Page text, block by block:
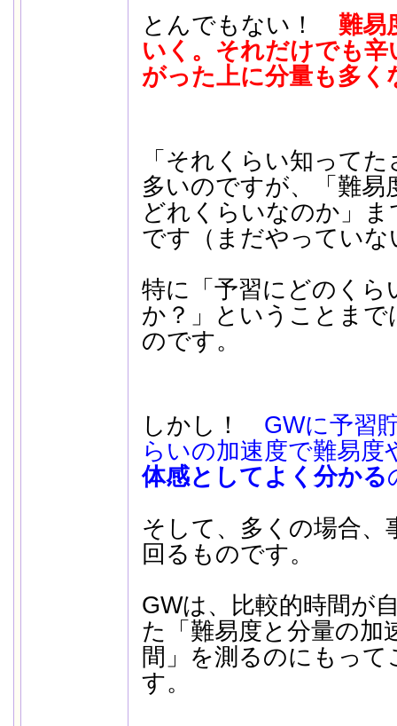
とんでもない！ 難易
いく。それだけでも
がった上に分量も多く
「それくらい知って
多いのですが、「難易
どれくらいなのか」
です（まだやってい
特に「予習にどのくら
か？」ということま
のです。
しかし！ GWに予習
らいの加速度で難易
体感としてよく分かる
そして、多くの場合、
回るものです。
GWは、比較的時間が
た「難易度と分量の加
間」を測るのにもっ
す。